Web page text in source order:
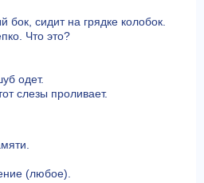
бок, сидит на грядке колобок.
Что это?
одет.
слезы проливает.
(любое).